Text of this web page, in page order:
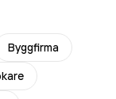
Byggfirma